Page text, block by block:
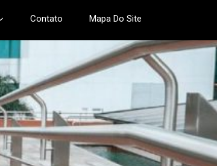
Contato Mapa Do Site